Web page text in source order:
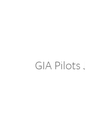
GIA Pilots